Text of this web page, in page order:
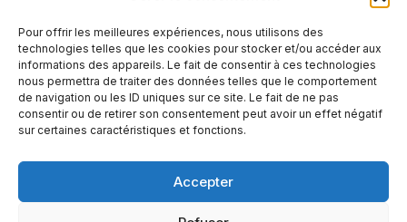
Pour offrir les meilleures expériences, nous utilisons des
technologies telles que les cookies pour stocker et/ou accéder aux
informations des appareils. Le fait de consentir à ces technologies
nous permettra de traiter des données telles que le comportement
de navigation ou les ID uniques sur ce site. Le fait de ne pas
consentir ou de retirer son consentement peut avoir un effet négatif
sur certaines caractéristiques et fonctions.
Accepter
Conditions générales de vente
Mentions légales
Politique de cookies
Politique de confidentialité